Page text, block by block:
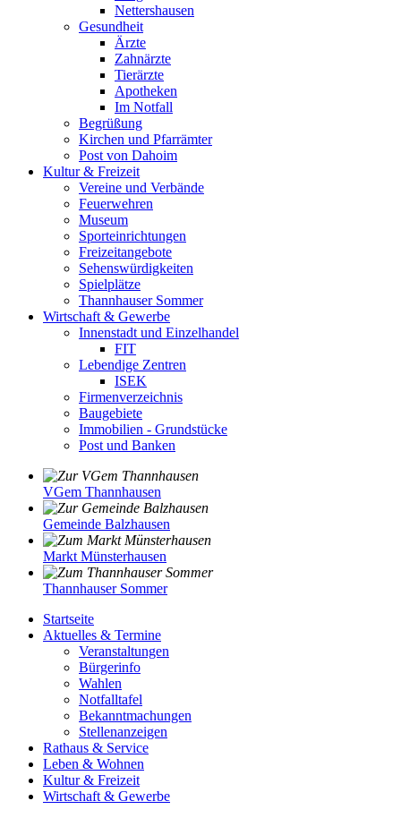
Nettershausen
Gesundheit
Ärzte
Zahnärzte
Tierärzte
Apotheken
Im Notfall
Begrüßung
Kirchen und Pfarrämter
Post von Dahoim
Kultur & Freizeit
Vereine und Verbände
Feuerwehren
Museum
Sporteinrichtungen
Freizeitangebote
Sehenswürdigkeiten
Spielplätze
Thannhauser Sommer
Wirtschaft & Gewerbe
Innenstadt und Einzelhandel
FIT
Lebendige Zentren
ISEK
Firmenverzeichnis
Baugebiete
Immobilien - Grundstücke
Post und Banken
VGem Thannhausen
Gemeinde Balzhausen
Markt Münsterhausen
Thannhauser Sommer
Startseite
Aktuelles & Termine
Veranstaltungen
Bürgerinfo
Wahlen
Notfalltafel
Bekanntmachungen
Stellenanzeigen
Rathaus & Service
Leben & Wohnen
Kultur & Freizeit
Wirtschaft & Gewerbe